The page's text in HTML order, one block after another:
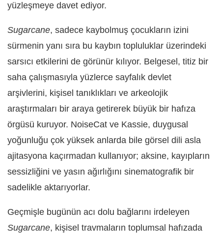
yüzleşmeye davet ediyor.
Sugarcane, sadece kaybolmuş çocukların izini
sürmenin yanı sıra bu kaybın topluluklar üzerindeki
sarsıcı etkilerini de görünür kılıyor. Belgesel, titiz bir
saha çalışmasıyla yüzlerce sayfalık devlet
arşivlerini, kişisel tanıklıkları ve arkeolojik
araştırmaları bir araya getirerek büyük bir hafıza
örgüsü kuruyor. NoiseCat ve Kassie, duygusal
yoğunluğu çok yüksek anlarda bile görsel dili asla
ajitasyona kaçırmadan kullanıyor; aksine, kayıpların
sessizliğini ve yasın ağırlığını sinematografik bir
sadelikle aktarıyorlar.
Geçmişle bugünün acı dolu bağlarını irdeleyen
Sugarcane, kişisel travmaların toplumsal hafızada